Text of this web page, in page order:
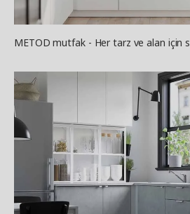
METOD mutfak - Her tarz ve alan için